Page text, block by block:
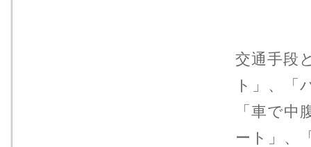
交通手段
ト」、「
「車で
ート」、